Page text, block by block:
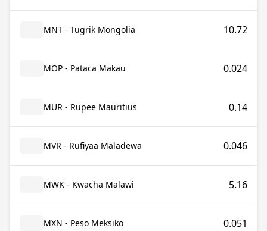
MNT - Tugrik Mongolia 10.72
MOP - Pataca Makau 0.024
MUR - Rupee Mauritius 0.14
MVR - Rufiyaa Maladewa 0.046
MWK - Kwacha Malawi 5.16
MXN - Peso Meksiko 0.051